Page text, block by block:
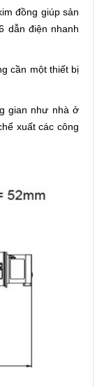
đồng giúp sản
dẫn điện nhanh
cần một thiết bị
gian như nhà ở
xuất các công